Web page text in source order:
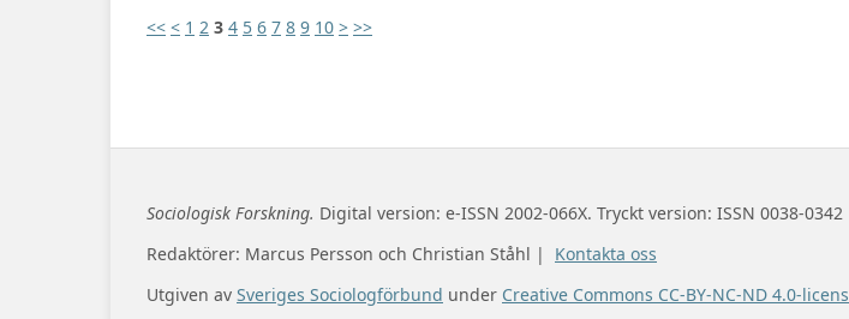
<< < 1 2 3 4 5 6 7 8 9 10 > >>
Sociologisk Forskning. Digital version: e-ISSN 2002-066X. Tryckt version: ISSN 0038-0342
Redaktörer: Marcus Persson och Christian Ståhl | Kontakta oss
Utgiven av Sveriges Sociologförbund under Creative Commons CC-BY-NC-ND 4.0-licens